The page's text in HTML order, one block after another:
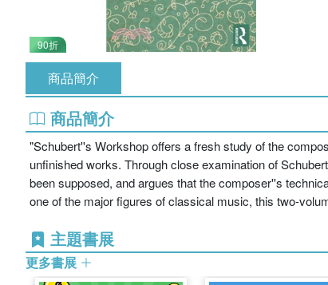
90折
商品簡介
商品簡介
"Schubert''s Workshop offers a fresh study of the
unfinished works. Through close examination of
been supposed, and argues that the composer''s
one of the major figures of classical music, this two-
主題書展
更多書展